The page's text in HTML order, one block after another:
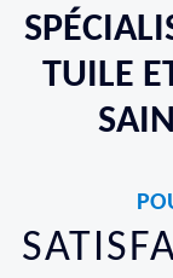
TUILE